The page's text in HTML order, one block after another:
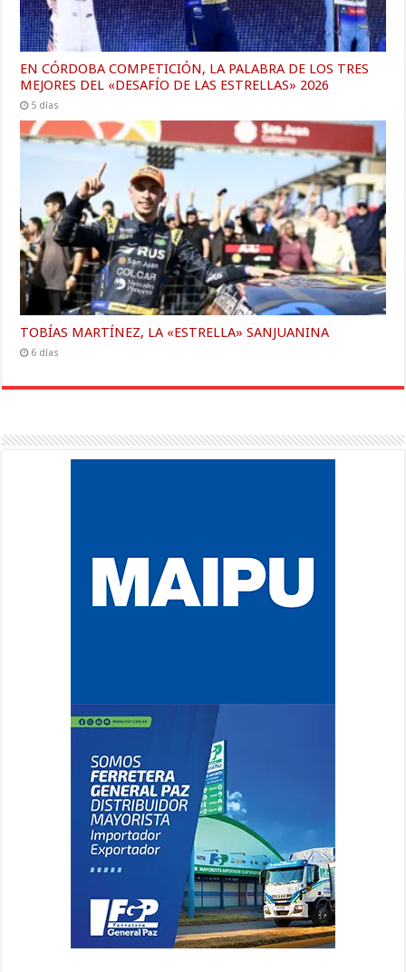
EN CÓRDOBA COMPETICIÓN, LA PALABRA DE LOS TRES
MEJORES DEL «DESAFÍO DE LAS ESTRELLAS» 2026
5 días
TOBÍAS MARTÍNEZ, LA «ESTRELLA» SANJUANINA
6 días